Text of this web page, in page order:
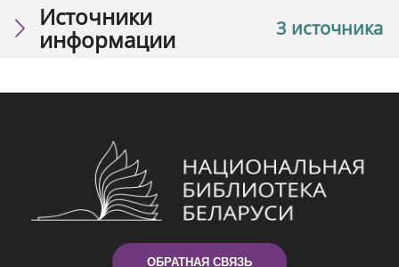
3 источника
Источники
информации
ОБРАТНАЯ СВЯЗЬ